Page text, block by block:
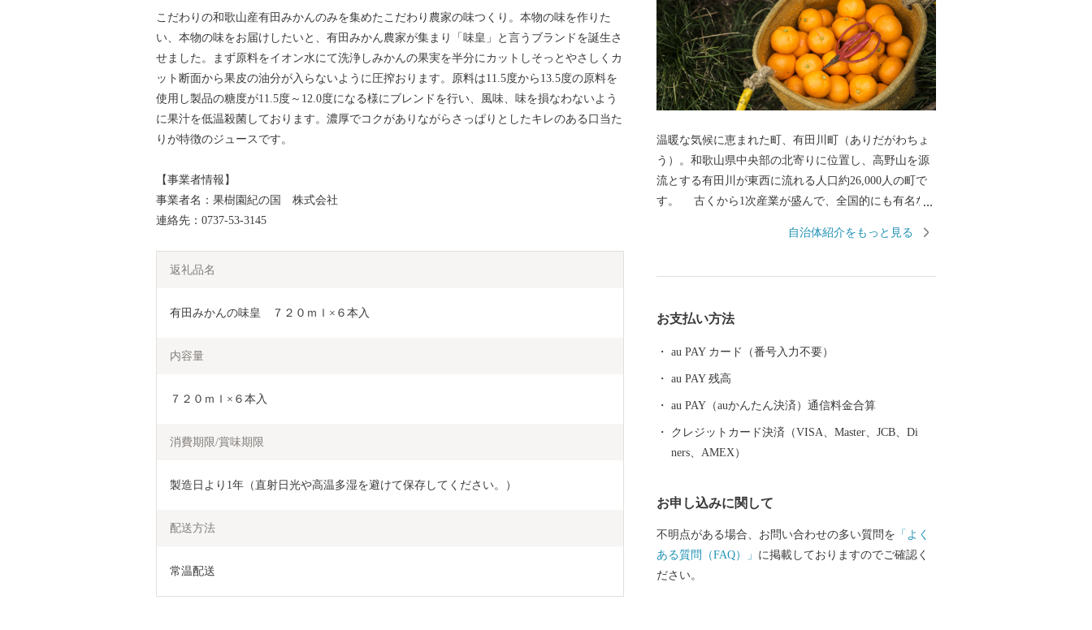
こだわりの和歌山産有田みかんのみを集めたこだわり農家の味つくり。本物の味を作りた
い、本物の味をお届けしたいと、有田みかん農家が集まり「味皇」と言うブランドを誕生さ
せました。まず原料をイオン水にて洗浄しみかんの果実を半分にカットしそっとやさしくカ
ット断面から果皮の油分が入らないように圧搾おります。原料は11.5度から13.5度の原料を
使用し製品の糖度が11.5度～12.0度になる様にブレンドを行い、風味、味を損なわないよう
に果汁を低温殺菌しております。濃厚でコクがありながらさっぱりとしたキレのある口当た
りが特徴のジュースです。
【事業者情報】
事業者名：果樹園紀の国 株式会社
連絡先：0737-53-3145
返礼品名
有田みかんの味皇　７２０ｍｌ×６本入
内容量
７２０ｍｌ×６本入
消費期限/賞味期限
製造日より1年（直射日光や高温多湿を避けて保存してください。）
配送方法
常温配送
温暖な気候に恵まれた町、有田川町（ありだがわちょ
う）。和歌山県中央部の北寄りに位置し、高野山を源
流とする有田川が東西に流れる人口約26,000人の町で
す。 古くから1次産業が盛んで、全国的にも有名な
火などの柑橘類の生産、日本一の生産量を誇る「ぶど
ています。是非、ふるさと納税で「有田川町」への応
援をよろしくお願いします。
自治体紹介をもっと見る
お支払い方法
au PAY カード（番号入力不要）
au PAY 残高
au PAY（auかんたん決済）通信料金合算
クレジットカード決済（VISA、Master、JCB、Di
ners、AMEX）
お申し込みに関して
不明点がある場合、お問い合わせの多い質問を 「よく
ある質問（FAQ）」 に掲載しておりますのでご確認く
ださい。